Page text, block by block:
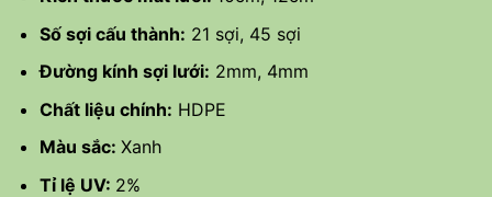
Số sợi cấu thành: 21 sợi, 45 sợi
Đường kính sợi lưới: 2mm, 4mm
Chất liệu chính: HDPE
Màu sắc: Xanh
Tỉ lệ UV: 2%